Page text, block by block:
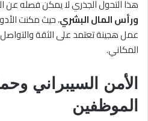
هذا التحول الجذري لا يمكن فصله عن
ورأس المال البشري، حيث مكنت
عمل هجينة تعتمد على الثقة والتواصل
المكاني.
الأمن السيبراني
الموظفين